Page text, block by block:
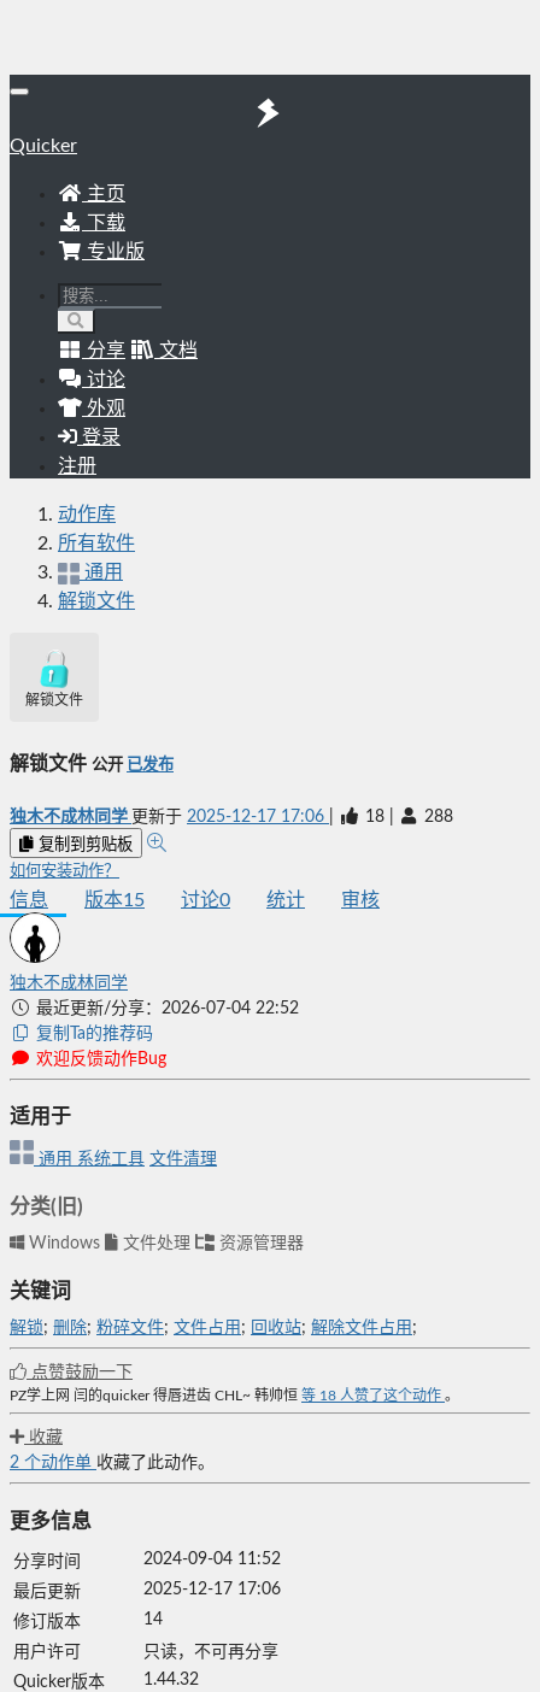
Quicker
主页
下载
专业版
分享
文档
讨论
外观
登录
注册
动作库
所有软件
通用
解锁文件
解锁文件
解锁文件 公开 已发布
独木不成林同学 更新于 2025-12-17 17:06 18 288
复制到剪贴板
如何安装动作？
信息 版本15 讨论0 统计 审核
独木不成林同学
最近更新/分享：2026-07-04 22:52
复制Ta的推荐码
欢迎反馈动作Bug
适用于
通用 系统工具 文件清理
分类(旧)
Windows 文件处理 资源管理器
关键词
解锁; 删除; 粉碎文件; 文件占用 ; 回收站; 解除文件占用 ;
点赞鼓励一下
PZ学上网 闫的quicker 得唇进齿 CHL~ 韩帅恒 等 18 人赞了这个动作 。
收藏
2 个动作单 收藏了此动作。
更多信息
分享时间
2024-09-04 11:52
最后更新
2025-12-17 17:06
修订版本
14
用户许可
只读，不可再分享
Quicker版本
1.44.32